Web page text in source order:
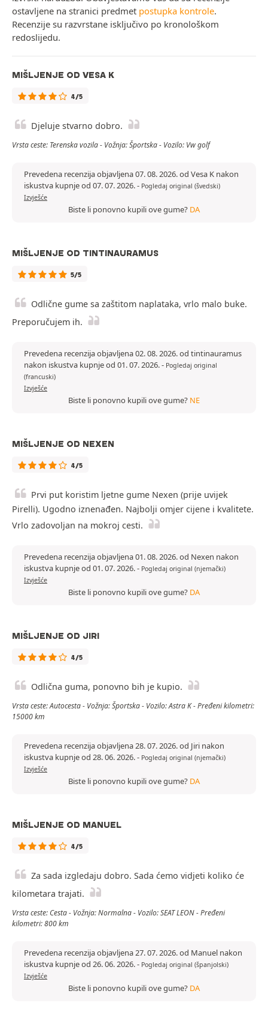
ostavljene na stranici predmet postupka kontrole.
Recenzije su razvrstane isključivo po kronološkom
redoslijedu.
MIŠLJENJE OD VESA K
4/5
Djeluje stvarno dobro.
Vrsta ceste: Terenska vozila - Vožnja: Športska - Vozilo: Vw golf
Prevedena recenzija objavljena 07. 08. 2026. od Vesa K nakon
iskustva kupnje od 07. 07. 2026.- Pogledaj original (švedski)
Izvješće
Biste li ponovno kupili ove gume? DA
MIŠLJENJE OD TINTINAURAMUS
5/5
Odlične gume sa zaštitom naplataka, vrlo malo buke.
Preporučujem ih.
Prevedena recenzija objavljena 02. 08. 2026. od tintinauramus
nakon iskustva kupnje od 01. 07. 2026.- Pogledaj original
(francuski)
Izvješće
Biste li ponovno kupili ove gume? NE
MIŠLJENJE OD NEXEN
4/5
Prvi put koristim ljetne gume Nexen (prije uvijek
Pirelli). Ugodno iznenađen. Najbolji omjer cijene i kvalitete.
Vrlo zadovoljan na mokroj cesti.
Prevedena recenzija objavljena 01. 08. 2026. od Nexen nakon
iskustva kupnje od 01. 07. 2026.- Pogledaj original (njemački)
Izvješće
Biste li ponovno kupili ove gume? DA
MIŠLJENJE OD JIRI
4/5
Odlična guma, ponovno bih je kupio.
Vrsta ceste: Autocesta - Vožnja: Športska - Vozilo: Astra K - Pređeni kilometri:
15000 km
Prevedena recenzija objavljena 28. 07. 2026. od Jiri nakon
iskustva kupnje od 28. 06. 2026.- Pogledaj original (njemački)
Izvješće
Biste li ponovno kupili ove gume? DA
MIŠLJENJE OD MANUEL
4/5
Za sada izgledaju dobro. Sada ćemo vidjeti koliko će
kilometara trajati.
Vrsta ceste: Cesta - Vožnja: Normalna - Vozilo: SEAT LEON - Pređeni
kilometri: 800 km
Prevedena recenzija objavljena 27. 07. 2026. od Manuel nakon
iskustva kupnje od 26. 06. 2026.- Pogledaj original (španjolski)
Izvješće
Biste li ponovno kupili ove gume? DA